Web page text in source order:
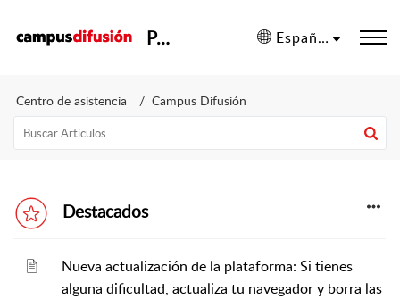
Portal de ayuda de la plataforma Español (España)
Centro de asistencia Campus Difusión
Destacados
Nueva actualización de la plataforma: Si tienes
alguna dificultad, actualiza tu navegador y borra las